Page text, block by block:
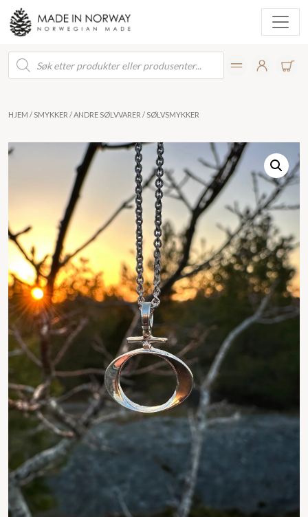
Products
search
HJEM / SMYKKER /ANDRE SØLVVARER / SØLVSMYKKER